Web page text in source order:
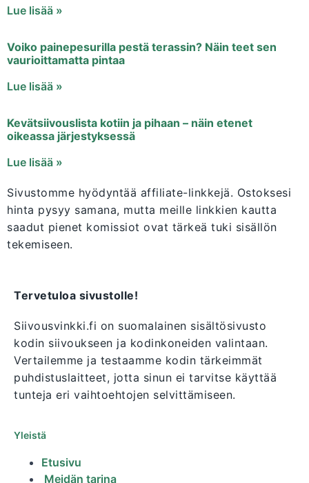
Lue lisää »
Voiko painepesurilla pestä terassin? Näin teet sen
vaurioittamatta pintaa
Lue lisää »
Kevätsiivouslista kotiin ja pihaan – näin etenet
oikeassa järjestyksessä
Lue lisää »
Sivustomme hyödyntää affiliate-linkkejä. Ostoksesi
hinta pysyy samana, mutta meille linkkien kautta
saadut pienet komissiot ovat tärkeä tuki sisällön
tekemiseen.
Tervetuloa sivustolle!
Siivousvinkki.fi on suomalainen sisältösivusto
kodin siivoukseen ja kodinkoneiden valintaan.
Vertailemme ja testaamme kodin tärkeimmät
puhdistuslaitteet, jotta sinun ei tarvitse käyttää
tunteja eri vaihtoehtojen selvittämiseen.
Yleistä
Etusivu
Meidän tarina